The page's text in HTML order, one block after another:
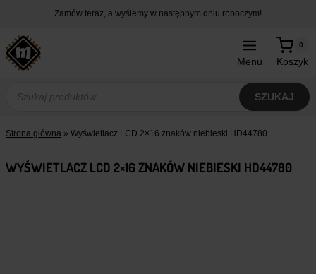
treści
Zamów teraz, a wyślemy w następnym dniu roboczym!
Menu Koszyk
0
produktów
SZUKAJ
Strona główna » Wyświetlacz LCD 2×16 znaków niebieski HD44780
WYŚWIETLACZ LCD 2×16 ZNAKÓW NIEBIESKI HD44780